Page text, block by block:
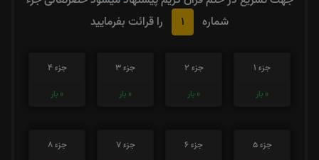
شماره
1 را قرائت بفرمایید
جزء 1
0 بار
جزء 2
0 بار
جزء 3
0 بار
جزء 4
0 بار
جزء 5
جزء 6
جزء 7
جزء 8